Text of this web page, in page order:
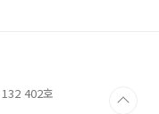
402호